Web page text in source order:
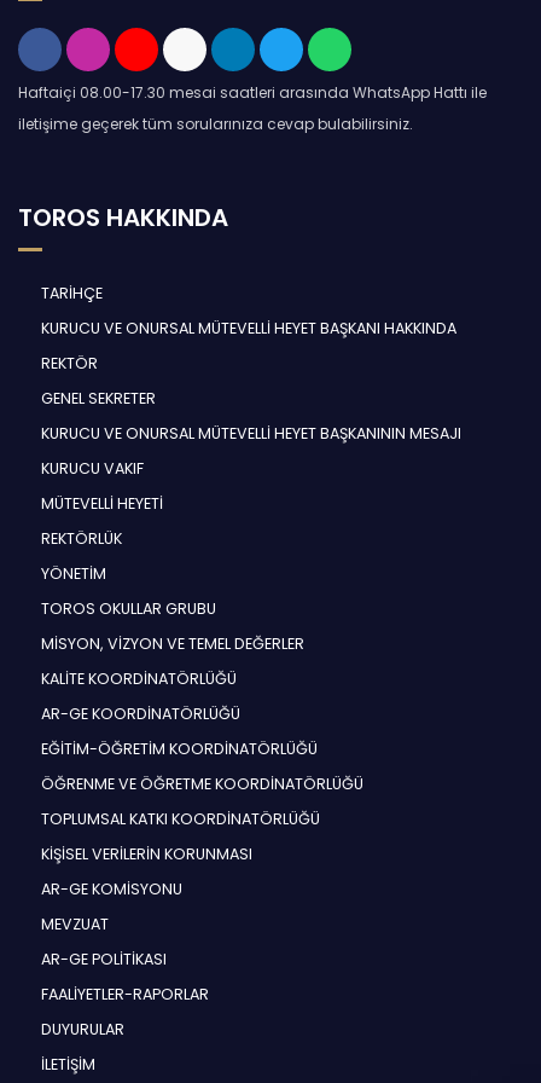
Haftaiçi 08.00-17.30 mesai saatleri arasında WhatsApp Hattı ile
iletişime geçerek tüm sorularınıza cevap bulabilirsiniz.
TOROS HAKKINDA
TARİHÇE
KURUCU VE ONURSAL MÜTEVELLİ HEYET BAŞKANI HAKKINDA
REKTÖR
GENEL SEKRETER
KURUCU VE ONURSAL MÜTEVELLİ HEYET BAŞKANININ MESAJI
KURUCU VAKIF
MÜTEVELLİ HEYETİ
REKTÖRLÜK
YÖNETİM
TOROS OKULLAR GRUBU
MİSYON, VİZYON VE TEMEL DEĞERLER
KALİTE KOORDİNATÖRLÜĞÜ
AR-GE KOORDİNATÖRLÜĞÜ
EĞİTİM-ÖĞRETİM KOORDİNATÖRLÜĞÜ
ÖĞRENME VE ÖĞRETME KOORDİNATÖRLÜĞÜ
TOPLUMSAL KATKI KOORDİNATÖRLÜĞÜ
KİŞİSEL VERİLERİN KORUNMASI
AR-GE KOMİSYONU
MEVZUAT
AR-GE POLİTİKASI
FAALİYETLER-RAPORLAR
DUYURULAR
İLETİŞİM